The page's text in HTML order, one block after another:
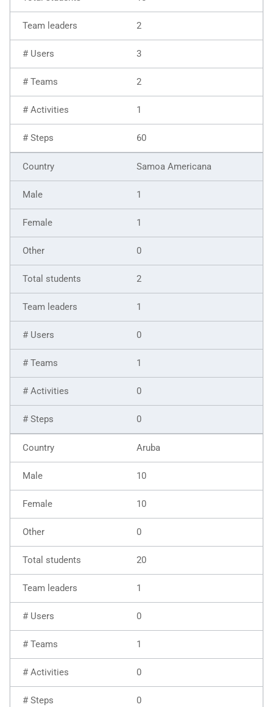
2
3
2
1
60
Samoa Americana
1
1
0
2
1
0
1
0
0
Aruba
10
10
0
20
1
0
1
0
0